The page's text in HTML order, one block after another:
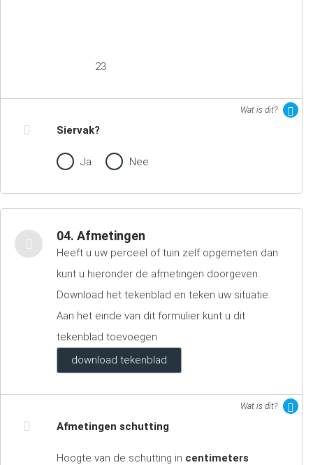
23
Wat is dit?
Siervak?
Ja Nee
04. Afmetingen
Heeft u uw perceel of tuin zelf opgemeten dan
kunt u hieronder de afmetingen doorgeven.
Download het tekenblad en teken uw situatie.
Aan het einde van dit formulier kunt u dit
tekenblad toevoegen
download tekenblad
Wat is dit?
Afmetingen schutting
Hoogte van de schutting in centimeters